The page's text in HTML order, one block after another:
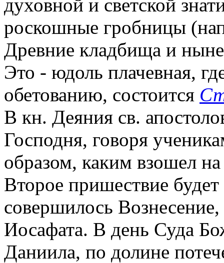
духовной и светской
роскошные гробницы
Древние кладбища и
Это - юдоль плачевная,
обетованию, состоится
В кн. Деяния св.
Господня, говоря
образом, каким взошел
Второе пришествие
совершилось
Иосафата. В день Суда
Даниила, по долине